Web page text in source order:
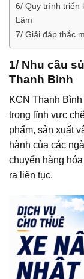
6/ Quy trình triển
Lâm
7/ Giải đáp thắc
1/ Nhu cầu
Thanh Bình
KCN Thanh
trong lĩnh vực
phẩm, sản xuất
hành của các
chuyển hàng
ra liên tục.